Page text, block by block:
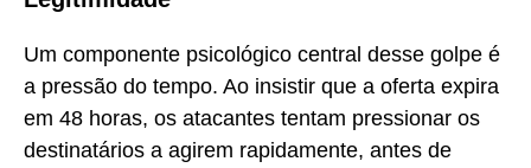
Um componente psicológico central desse golpe é
a pressão do tempo. Ao insistir que a oferta expira
em 48 horas, os atacantes tentam pressionar os
destinatários a agirem rapidamente, antes de